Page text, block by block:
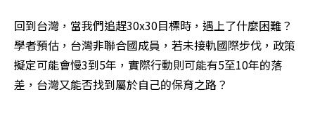
回到台灣，當我們追趕30x30目標時，遇上了什麼困難？
學者預估，台灣非聯合國成員，若未接軌國際步伐，政策
擬定可能會慢3到5年，實際行動則可能有5至10年的落
差，台灣又能否找到屬於自己的保育之路？